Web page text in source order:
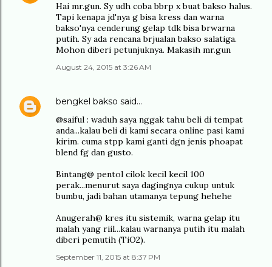
Hai mr.gun. Sy udh coba bbrp x buat bakso halus.
Tapi kenapa jd'nya g bisa kress dan warna
bakso'nya cenderung gelap tdk bisa brwarna
putih. Sy ada rencana brjualan bakso salatiga.
Mohon diberi petunjuknya. Makasih mr.gun
August 24, 2015 at 3:26 AM
bengkel bakso said…
@saiful : waduh saya nggak tahu beli di tempat
anda...kalau beli di kami secara online pasi kami
kirim. cuma stpp kami ganti dgn jenis phoapat
blend fg dan gusto.
Bintang@ pentol cilok kecil kecil 100
perak...menurut saya dagingnya cukup untuk
bumbu, jadi bahan utamanya tepung hehehe
Anugerah@ kres itu sistemik, warna gelap itu
malah yang riil...kalau warnanya putih itu malah
diberi pemutih (TiO2).
September 11, 2015 at 8:37 PM